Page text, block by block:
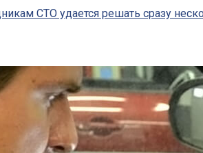
СТО удается решать сразу